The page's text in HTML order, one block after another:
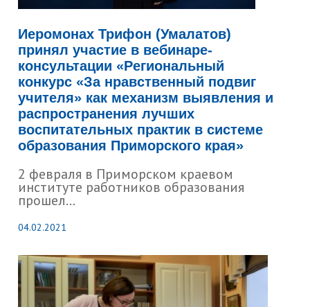
Иеромонах Трифон (Умалатов)
принял участие в вебинаре-
консультации «Региональный
конкурс «За нравственный подвиг
учителя» как механизм выявления и
распространения лучших
воспитательных практик в системе
образования Приморского края»
2 февраля в Приморском краевом
институте работников образования
прошел...
04.02.2021